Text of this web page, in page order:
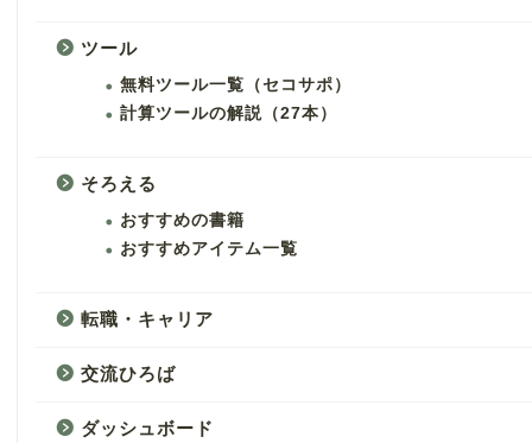
ツール
無料ツール一覧（セコサポ）
計算ツールの解説（27本）
そろえる
おすすめの書籍
おすすめアイテム一覧
転職・キャリア
交流ひろば
ダッシュボード